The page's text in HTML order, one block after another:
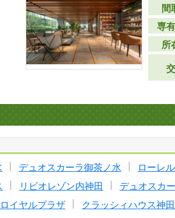
間
専
所
デュオスカーラ御茶ノ水
ローレ
リビオレゾン内神田
デュオスカ
イヤルプラザ
クラッシィハウス神